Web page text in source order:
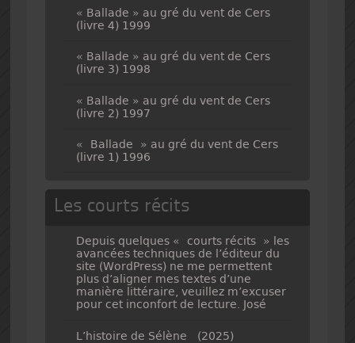
« Ballade » au gré du vent de Cers
(livre 4) 1999
« Ballade » au gré du vent de Cers
(livre 3) 1998
« Ballade » au gré du vent de Cers
(livre 2) 1997
« Ballade » au gré du vent de Cers
(livre 1) 1996
Les courts récits
Depuis quelques « courts récits » les
avancées techniques de l’éditeur du
site (WordPress) ne me permettent
plus d’aligner mes textes d’une
manière littéraire, veuillez m’excuser
pour cet inconfort de lecture. José
L’histoire de Sélène (2025)